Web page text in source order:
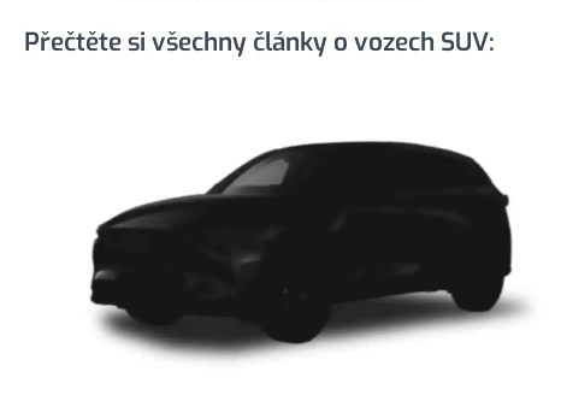
Přečtěte si všechny články o vozech SUV: